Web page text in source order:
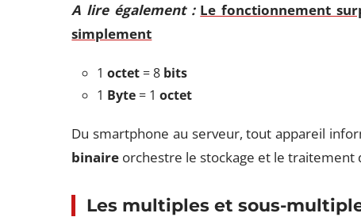
A lire également : Le fonctionnement
simplement
1octet = 8 bits
1 Byte = 1octet
Du smartphone au serveur, tout appareil
binaire orchestre le stockage et le traitement
Les multiples et sous-